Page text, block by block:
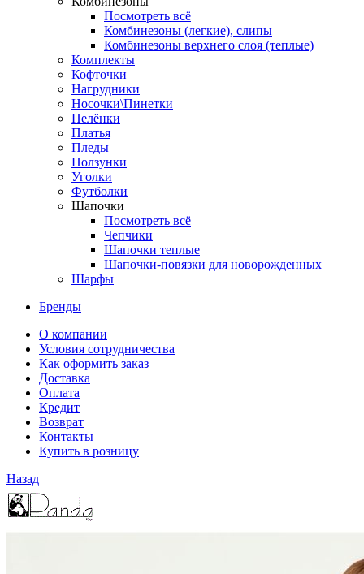
Посмотреть всё
Комбинезоны (легкие), слипы
Комбинезоны верхнего слоя (теплые)
Комплекты
Кофточки
Нагрудники
Носочки\Пинетки
Пелёнки
Платья
Пледы
Ползунки
Уголки
Футболки
Шапочки
Посмотреть всё
Чепчики
Шапочки теплые
Шапочки-повязки для новорожденных
Шарфы
Бренды
О компании
Условия сотрудничества
Как оформить заказ
Доставка
Оплата
Кредит
Возврат
Контакты
Купить в розницу
Назад